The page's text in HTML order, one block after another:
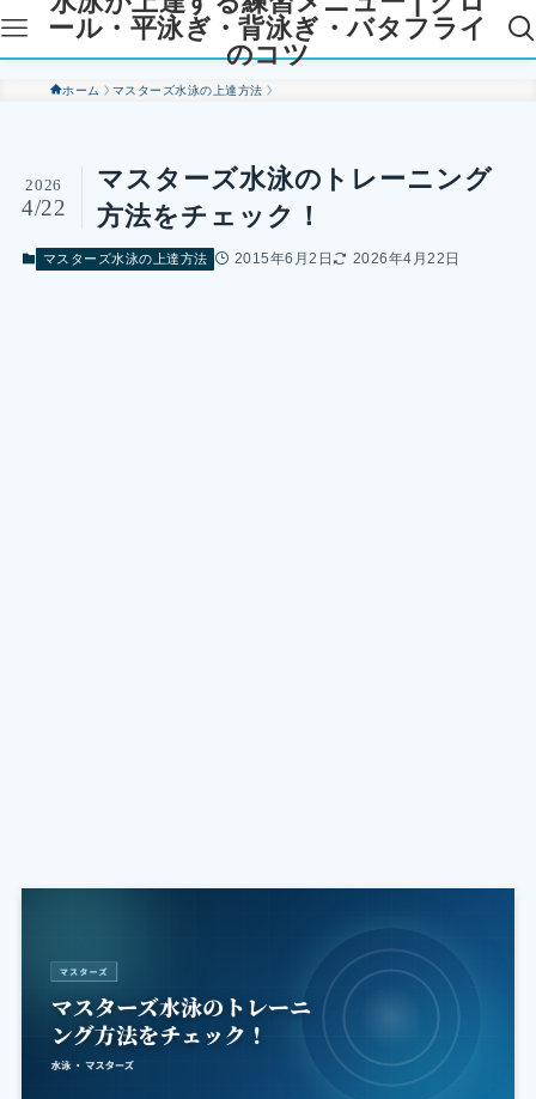
ール・平泳ぎ・背泳ぎ・バタフライ
のコツ
ホーム マスターズ水泳の上達方法
マスターズ水泳のトレーニング
方法をチェック！
2026
4/22
マスターズ水泳の上達方法 2015年6月2日 2026年4月22日